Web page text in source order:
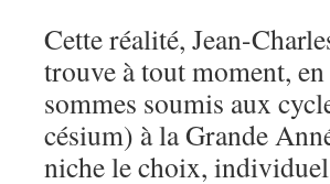
Cette réalité, Jean-
trouve à tout moment,
sommes soumis aux
césium) à la Grande
niche le choix,